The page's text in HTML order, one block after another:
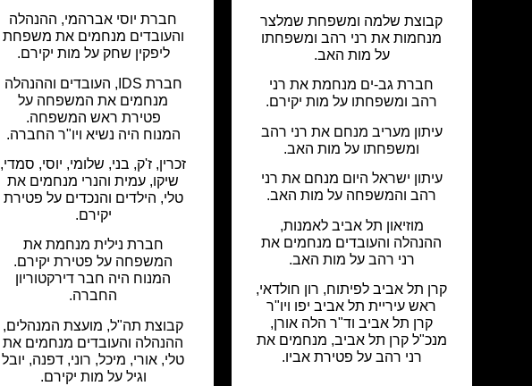
קבוצת שלמה ומשפחת שמלצר
מנחמות את רני רהב ומשפחתו
על מות האב.
חברת גב-ים מנחמת את רני
רהב ומשפחתו על מות יקירם.
עיתון מעריב מנחם את רני רהב
ומשפחתו על מות האב.
עיתון ישראל היום מנחם את רני
רהב והמשפחה על מות האב.
מוזיאון תל אביב לאמנות,
ההנהלה והעובדים מנחמים את
רני רהב על מות האב.
קרן תל אביב לפיתוח, רון חולדאי,
ראש עיריית תל אביב יפו ויו"ר
קרן תל אביב וד"ר הלה אורן,
מנכ"ל קרן תל אביב, מנחמים את
רני רהב על פטירת אביו.
חברת יוסי אברהמי, ההנהלה
והעובדים מנחמים את משפחת
ליפקין שחק על מות יקירם.
חברת IDS, העובדים וההנהלה
מנחמים את המשפחה על
פטירת ראש המשפחה.
המנוח היה נשיא ויו"ר החברה.
זכרין, ז'ק, בני, שלומי, יוסי, סמדי,
שיקו, עמית והנרי מנחמים את
טלי, הילדים והנכדים על פטירת
יקירם.
חברת נילית מנחמת את
המשפחה על פטירת יקירם.
המנוח היה חבר דירקטוריון
החברה.
קבוצת תה"ל, מועצת המנהלים,
ההנהלה והעובדים מנחמים את
טלי, אורי, מיכל, רוני, דפנה, יובל
וגיל על מות יקירם.